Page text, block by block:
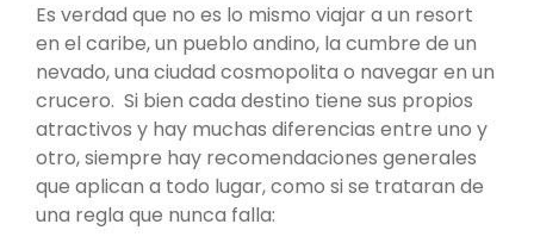
Es verdad que no es lo mismo viajar a un resort
en el caribe, un pueblo andino, la cumbre de un
nevado, una ciudad cosmopolita o navegar en un
crucero. Si bien cada destino tiene sus propios
atractivos y hay muchas diferencias entre uno y
otro, siempre hay recomendaciones generales
que aplican a todo lugar, como si se trataran de
una regla que nunca falla: